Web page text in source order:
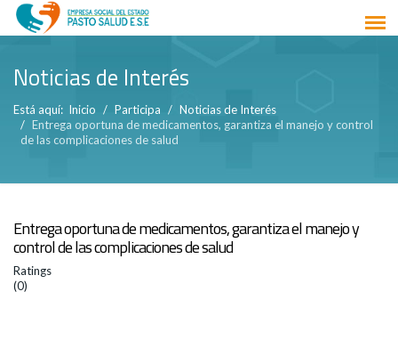
Noticias de Interés
Está aquí: Inicio Participa
Noticias de Interés
Entrega oportuna de medicamentos, garantiza el manejo y control
de las complicaciones de salud
Entrega oportuna de medicamentos, garantiza el manejo y
control de las complicaciones de salud
Ratings
(0)